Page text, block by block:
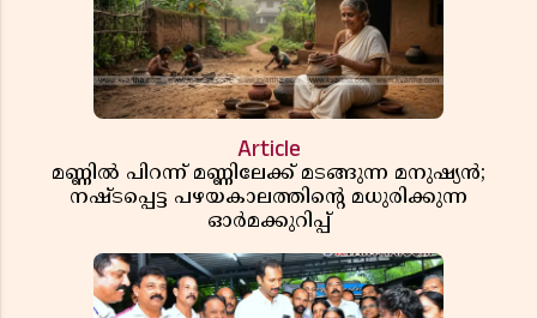
Article
മണ്ണിൽ പിറന്ന് മണ്ണിലേക്ക് മടങ്ങുന്ന മനുഷ്യൻ;
നഷ്ടപ്പെട്ട പഴയകാലത്തിൻ്റെ മധുരിക്കുന്ന
ഓർമക്കുറിപ്പ്